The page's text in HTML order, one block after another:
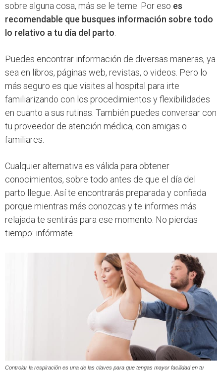
sobre alguna cosa, más se le teme. Por eso es
recomendable que busques información sobre todo
lo relativo a tu día del parto
Puedes encontrar información de diversas maneras, ya
sea en libros, páginas web, revistas, o videos. Pero lo
más seguro es que visites al hospital para irte
familiarizando con los procedimientos y flexibilidades
en cuanto a sus rutinas. También puedes conversar con
tu proveedor de atención médica, con amigas o
familiares.
Cualquier alternativa es válida para obtener
conocimientos, sobre todo antes de que el día del
parto llegue. Así te encontrarás preparada y confiada
porque mientras más conozcas y te informes más
relajada te sentirás para ese momento. No pierdas
tiempo: infórmate.
Controlar la respiración es una de las claves para que tengas mayor facilidad en tu